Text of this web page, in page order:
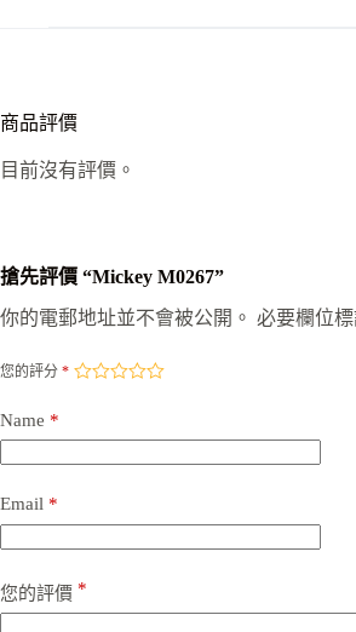
商品評價
目前沒有評價。
搶先評價 “Mickey M0267”
你的電郵地址並不會被公開。 必要欄位
您的評分 *
Name *
Email *
您的評價 *